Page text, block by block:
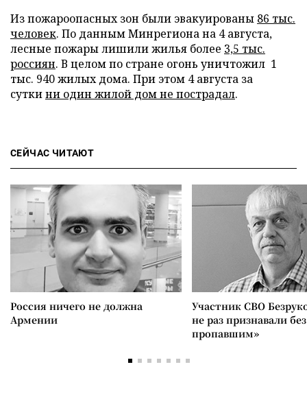
Из пожароопасных зон были эвакуированы 86 тыс.
человек. По данным Минрегиона на 4 августа,
лесные пожары лишили жилья более 3,5 тыс.
россиян. В целом по стране огонь уничтожил 1
тыс. 940 жилых дома. При этом 4 августа за
суткини один жилой дом не пострадал.
СЕЙЧАС ЧИТАЮТ
Россия ничего не должна
Армении
Участник СВО
не раз признавали
пропавшим»